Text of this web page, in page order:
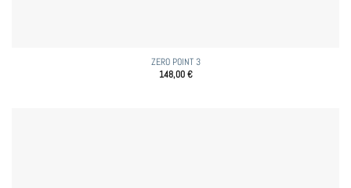
ZERO POINT 3
148,00€